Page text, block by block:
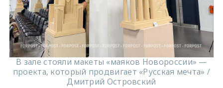
В зале стояли макеты «маяков Новороссии» —
проекта, который продвигает «Русская мечта» /
Дмитрий Островский